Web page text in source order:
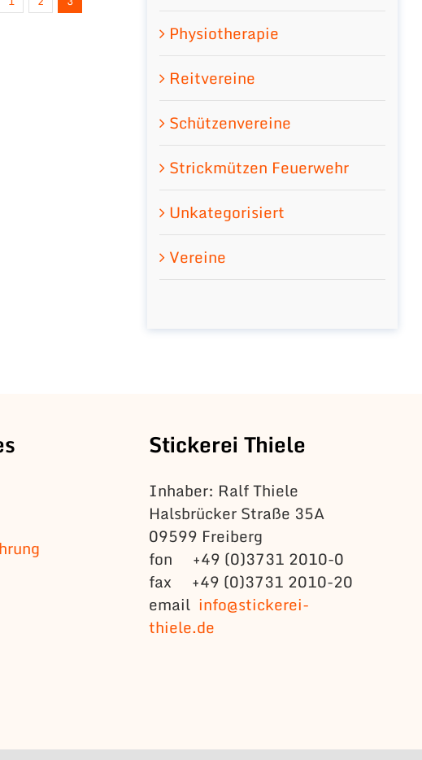
Physiotherapie
Reitvereine
Schützenvereine
Strickmützen Feuerwehr
Unkategorisiert
Vereine
Stickerei Thiele
Inhaber: Ralf Thiele
Halsbrücker Straße 35A
09599 Freiberg
fon +49 (0)3731 2010-0
fax +49 (0)3731 2010-20
email info@stickerei-
thiele.de